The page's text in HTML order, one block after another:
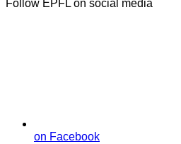
Follow EPFL on social media
on Facebook